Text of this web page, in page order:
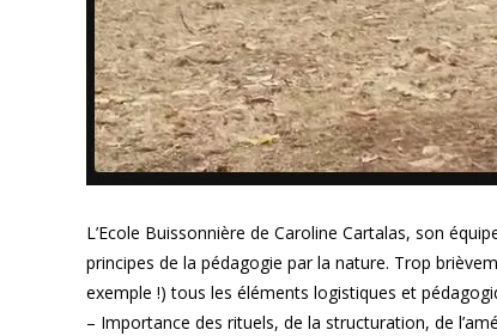
L’Ecole Buissonnière de Caroline Cartalas, son
principes de la pédagogie par la nature. Trop
exemple !) tous les éléments logistiques et
– Importance des rituels, de la structuration, de